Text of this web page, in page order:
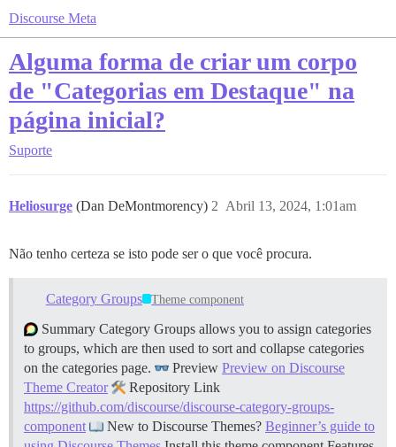
Discourse Meta
Alguma forma de criar um corpo
de "Categorias em Destaque" na
página inicial?
Suporte
Heliosurge (Dan DeMontmorency) Abril 13, 2024, 1:01am
2
Não tenho certeza se isto pode ser o que você procura.
Category Groups Theme component
Summary Category Groups allows you to assign categories
to groups, which are then used to sort and collapse categories
on the categories page.
Preview Preview on Discourse
Theme Creator
Repository Link
https://github.com/discourse/discourse-category-groups-
component
New to Discourse Themes? Beginner’s guide to